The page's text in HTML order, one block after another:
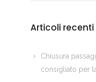
Articoli recenti
Chiusura
consigliato per